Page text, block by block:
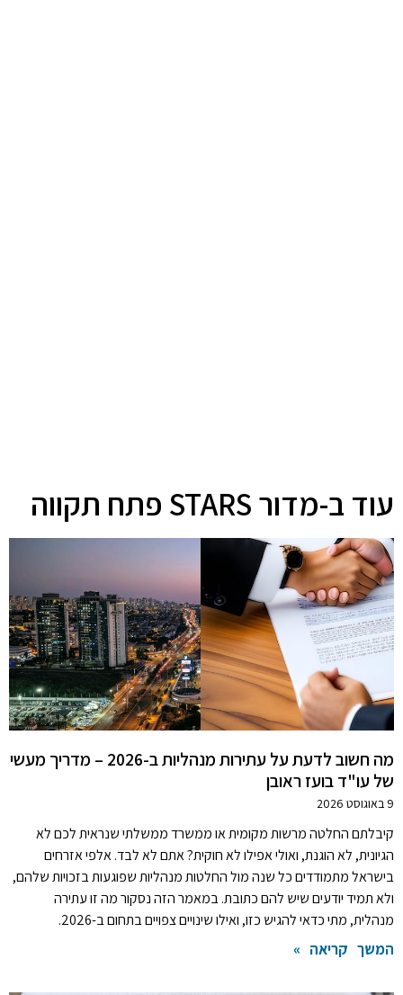
עוד ב-מדור STARS פתח תקווה
מה חשוב לדעת על עתירות מנהליות ב-2026 – מדריך מעשי
של עו"ד בועז ראובן
9 באוגוסט 2026
קיבלתם החלטה מרשות מקומית או ממשרד ממשלתי שנראית לכם לא
הגיונית, לא הוגנת, ואולי אפילו לא חוקית? אתם לא לבד. אלפי אזרחים
בישראל מתמודדים כל שנה מול החלטות מנהליות שפוגעות בזכויות שלהם,
ולא תמיד יודעים שיש להם כתובת. במאמר הזה נסקור מה זו עתירה
מנהלית, מתי כדאי להגיש כזו, ואילו שינויים צפויים בתחום ב-2026.
המשך קריאה »